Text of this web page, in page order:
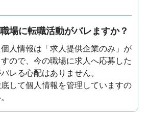
場に転職活動がバレますか？
人情報は「求人提供企業のみ」が
ので、今の職場に求人へ応募した
レる心配はありません。
して個人情報を管理していますの